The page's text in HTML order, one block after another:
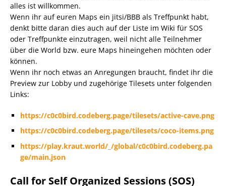
alles ist willkommen.
Wenn ihr auf euren Maps ein jitsi/BBB als Treffpunkt habt,
denkt bitte daran dies auch auf der Liste im Wiki für SOS
oder Treffpunkte einzutragen, weil nicht alle Teilnehmer
über die World bzw. eure Maps hineingehen möchten oder
können.
Wenn ihr noch etwas an Anregungen braucht, findet ihr die
Preview zur Lobby und zugehörige Tilesets unter folgenden
Links:
https://c0c0bird.codeberg.page/tilesets/active-cave.png
https://c0c0bird.codeberg.page/tilesets/coco-items.png
https://play.kraut.world/_/global/c0c0bird.codeberg.pa
ge/main.json
Call for Self Organized Sessions (SOS)